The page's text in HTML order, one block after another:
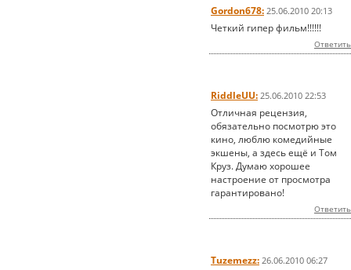
Gordon678: 25.06.2010 20:13
Четкий гипер фильм!!!!!!
Ответить
RiddleUU: 25.06.2010 22:53
Отличная рецензия,
обязательно посмотрю это
кино, люблю комедийные
экшены, а здесь ещё и Том
Круз. Думаю хорошее
настроение от просмотра
гарантировано!
Ответить
Tuzemezz: 26.06.2010 06:27